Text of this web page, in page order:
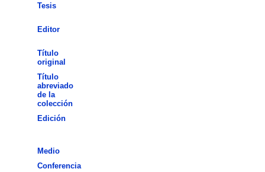
Tesis
Editor
Título
original
Título
abreviado
de la
colección
Edición
Medio
Conferencia